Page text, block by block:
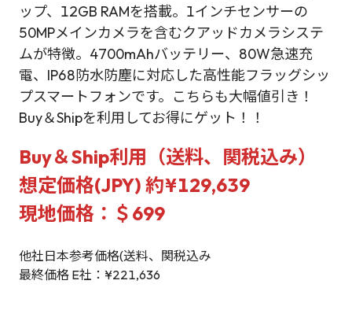
ップ、12GB RAMを搭載。1インチセンサーの
50MPメインカメラを含むクアッドカメラシステ
ムが特徴。4700mAhバッテリー、80W急速充
電、IP68防水防塵に対応した高性能フラッグシッ
プスマートフォンです。こちらも大幅値引き！
Buy＆Shipを利用してお得にゲット！！
Buy＆Ship利用（送料、関税込み）
想定価格(JPY) 約¥129,639
現地価格：＄699
他社日本参考価格(送料、関税込み
最終価格 E社：¥221,636